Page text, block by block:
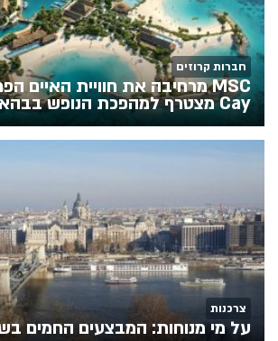
חברות קרוזים
Cay מצטרף למהפכת הנופש בבהאמה
צרכנות
על מי מנוחות: המבצעים החמים